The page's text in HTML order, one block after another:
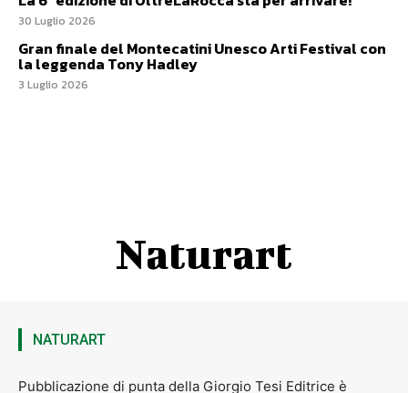
30 Luglio 2026
Gran finale del Montecatini Unesco Arti Festival con
la leggenda Tony Hadley
3 Luglio 2026
Naturart
NATURART
Pubblicazione di punta della Giorgio Tesi Editrice è